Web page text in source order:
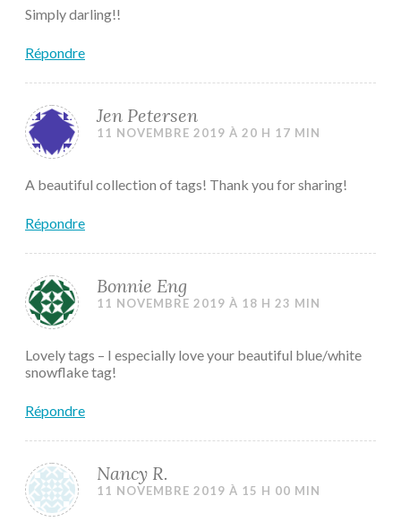
Simply darling!!
Répondre
Jen Petersen
11 NOVEMBRE 2019 À 20 H 17 MIN
A beautiful collection of tags! Thank you for sharing!
Répondre
Bonnie Eng
11 NOVEMBRE 2019 À 18 H 23 MIN
Lovely tags – I especially love your beautiful blue/white
snowflake tag!
Répondre
Nancy R.
11 NOVEMBRE 2019 À 15 H 00 MIN